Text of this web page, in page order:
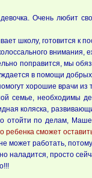
Очень любит
школу, готовится к
поправится, мы
в помощи
хорошие врачи из
семье, необходимы
коляска,
отойти по делам,
ребенка сможет
может работать,
наладится, просто